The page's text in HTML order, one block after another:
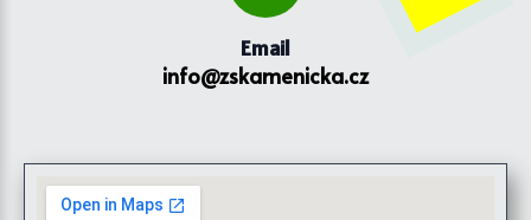
Email
info@zskamenicka.cz